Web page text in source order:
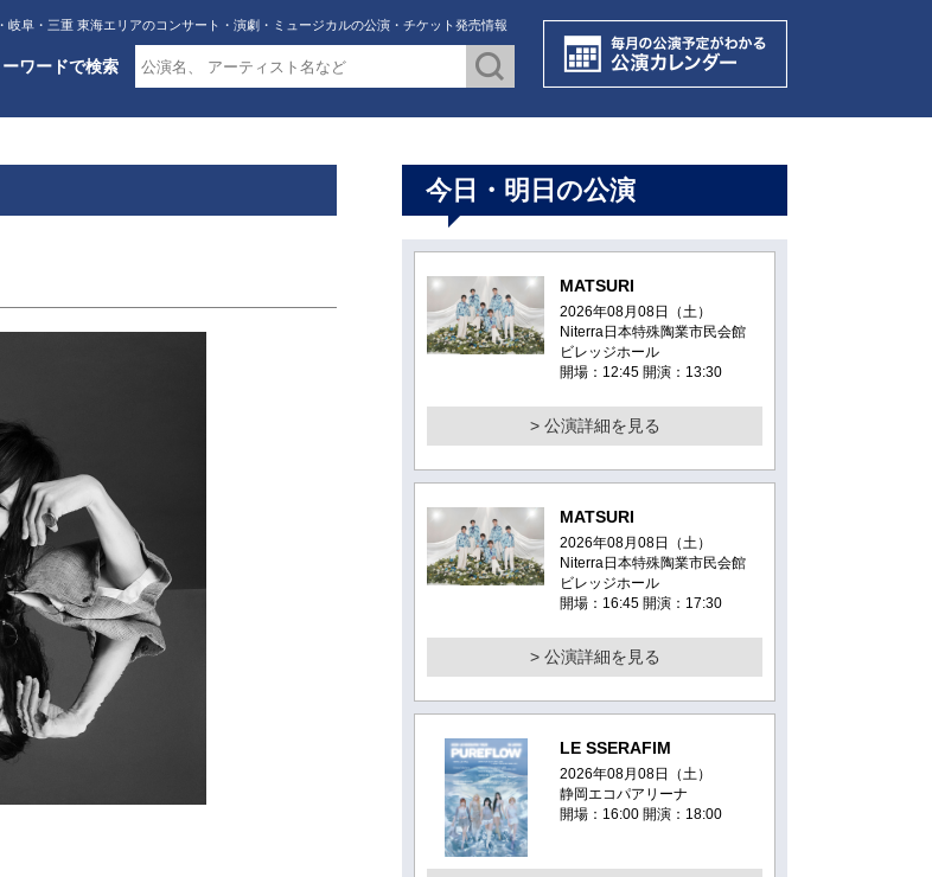
岐阜・三重 東海エリアのコンサート・演劇・ミュージカルの公演・チケット発売情報
ワードで検索
今日・明日の公演
MATSURI
2026年08月08日（土）
Niterra日本特殊陶業市民会館
ビレッジホール
開場：12:45 開演：13:30
> 公演詳細を見る
MATSURI
2026年08月08日（土）
Niterra日本特殊陶業市民会館
ビレッジホール
開場：16:45 開演：17:30
> 公演詳細を見る
LE SSERAFIM
2026年08月08日（土）
静岡エコパアリーナ
開場：16:00 開演：18:00